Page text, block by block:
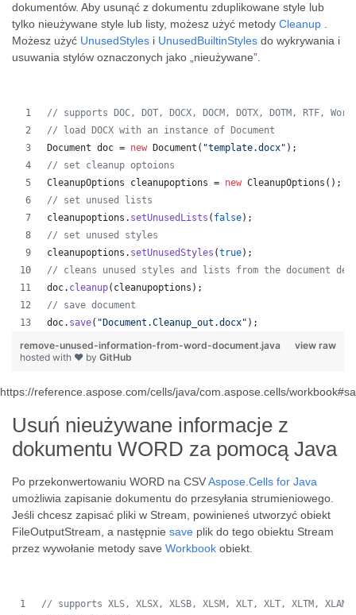
dokumentów. Aby usunąć z dokumentu zduplikowane style lub
tylko nieużywane style lub listy, możesz użyć metody Cleanup
Możesz użyć UnusedStyles i UnusedBuiltinStyles do wykrywania i
usuwania stylów oznaczonych jako „nieużywane”.
// supports DOC, DOT, DOCX, DOCM, DOTX, DOTM, RTF,
// load DOCX with an instance of Document
Document doc = new Document ( "template.docx" );
// set cleanup optoions
CleanupOptions
cleanupoptions = new CleanupOptions ();
// set unused lists
cleanupoptions . setUnusedLists ( false);
// set unused styles
cleanupoptions . setUnusedStyles (true);
// cleans unused styles and lists from the document
doc. cleanup( cleanupoptions );
// save document
doc. save( "Document.Cleanup_out.docx" );
view raw
remove-unused-information-from-word-document.java
hosted with ❤ by GitHub
https://reference.aspose.com/cells/java/com.aspose.cells/
Usuń nieużywane informacje z
dokumentu WORD za pomocą Java
Po przekonwertowaniu WORD na CSVAspose.Cells for Java
umożliwia zapisanie dokumentu do przesyłania strumieniowego.
Jeśli chcesz zapisać pliki w Stream, powinieneś utworzyć obiekt
FileOutputStream, a następnie save plik do tego obiektu Stream
przez wywołanie metody save Workbook obiekt.
// supports XLS, XLSX, XLSB, XLSM, XLT, XLT, XLTM,